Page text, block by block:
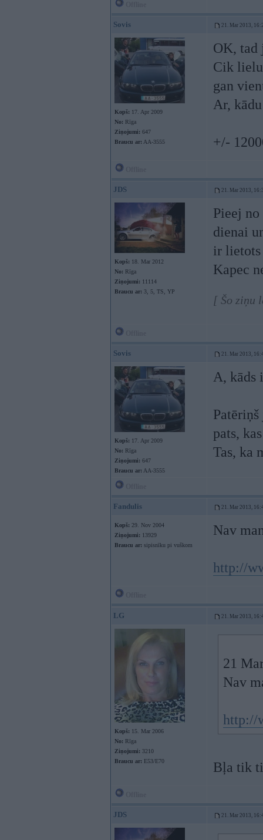
Sovis 21. Mar 2013,
Kopš: 17. Apr 2009
No: Rīga
Ziņojumi: 647
Braucu ar: AA-3555
OK, tad
Cik
gan
Ar,
+/-
JDS 21. Mar 2013,
Kopš: 18. Mar 2012
No: Rīga
Ziņojumi: 11114
Braucu ar: 3, 5, TS, YP
Pieej
dienai
ir
Kapec
[ Šo ziņu
Sovis 21. Mar 2013,
Kopš: 17. Apr 2009
No: Rīga
Ziņojumi: 647
Braucu ar: AA-3555
A, kāds
pats,
Tas, ka
Fandulis 21. Mar 2013,
Kopš: 29. Nov 2004
Ziņojumi: 13929
Braucu ar: sipisnīku pi vuškom
Nav
http://
LG 21. Mar 2013,
Kopš: 15. Mar 2006
No: Rīga
Ziņojumi: 3210
Braucu ar: E53/E70
21
Nav
http://
Bļa tik
JDS 21. Mar 2013,